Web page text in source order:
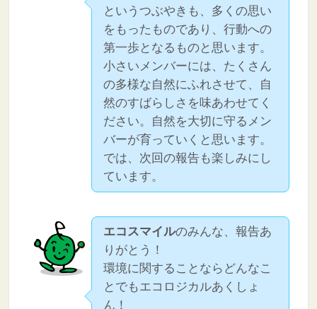
というつぶやきも、多くの思い
をもったものであり、行動への
第一歩となるものと思います。
小さいメンバーには、たくさん
の多様な自然にふれさせて、自
然のすばらしさを味あわせてく
ださい。自然を大切に守るメン
バーが育っていくと思います。
では、次回の報告も楽しみにし
ています。
エコスマイルのみんな、報告あ
りがとう！
環境に関することならどんなこ
とでもエコロジカルあくしょ
ん！